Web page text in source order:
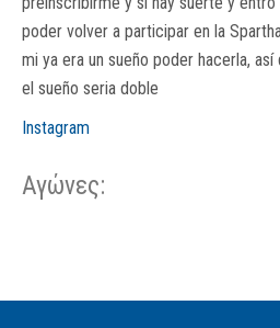
poder volver a participar en la
mi ya era un sueño poder hacerla,
el sueño seria doble
Instagram
Αγώνες:
Ημερομηνία